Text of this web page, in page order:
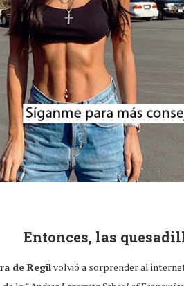
Entonces, las
de Regilvolvió a sorprender al